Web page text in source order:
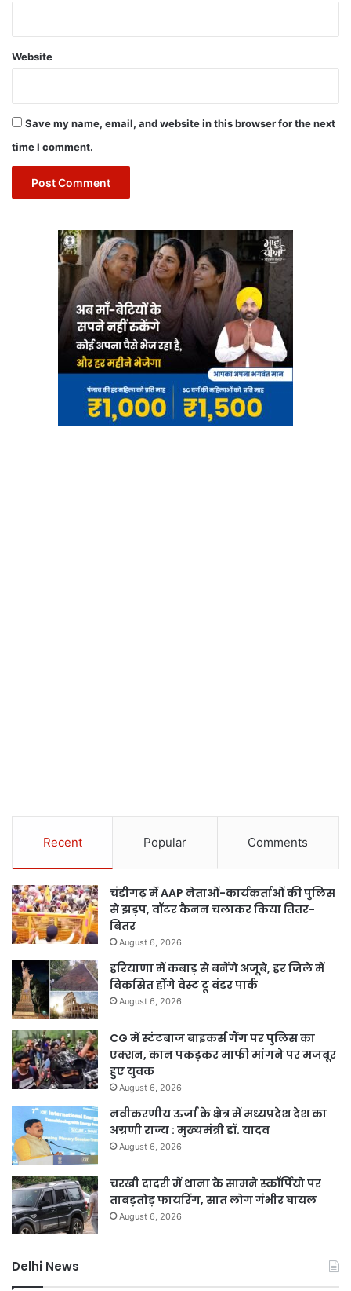
Website
Save my name, email, and website in this browser for the next
time I comment.
Recent Popular Comments
चंडीगढ़ में AAP नेताओं-कार्यकर्ताओं की पुलिस
से झड़प, वॉटर कैनन चलाकर किया तितर-
बितर
August 6, 2026
हरियाणा में कबाड़ से बनेंगे अजूबे, हर जिले में
विकसित होंगे वेस्ट टू वंडर पार्क
August 6, 2026
CG में स्टंटबाज बाइकर्स गैंग पर पुलिस का
एक्शन, कान पकड़कर माफी मांगने पर मजबूर
हुए युवक
August 6, 2026
नवीकरणीय ऊर्जा के क्षेत्र में मध्यप्रदेश देश का
अग्रणी राज्य : मुख्यमंत्री डॉ. यादव
August 6, 2026
चरखी दादरी में थाना के सामने स्कॉर्पियो पर
ताबड़तोड़ फायरिंग, सात लोग गंभीर घायल
August 6, 2026
Delhi News